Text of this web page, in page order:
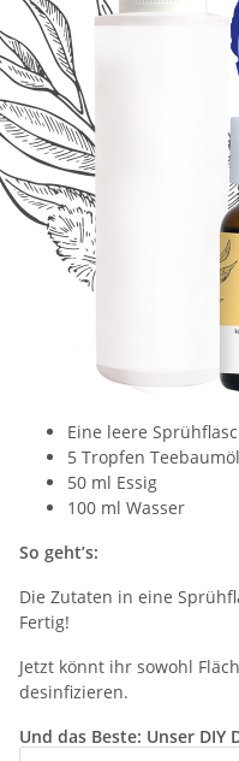
Eine leere
5 Tropfen Teebaumöl
50 ml Essig
100 ml Wasser
So geht’s:
Die Zutaten in eine
Fertig!
Jetzt könnt ihr sowohl
desinfizieren.
Und das Beste: Unser